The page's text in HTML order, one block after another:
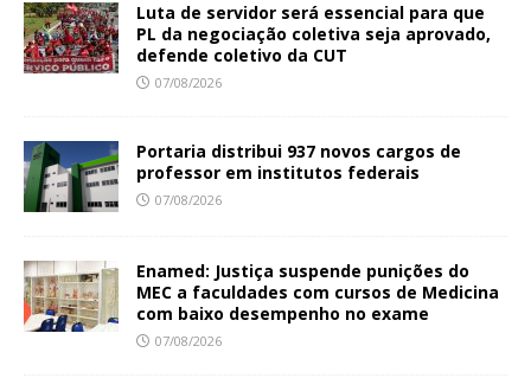
Luta de servidor será essencial para que
PL da negociação coletiva seja aprovado,
defende coletivo da CUT
07/08/2026
Portaria distribui 937 novos cargos de
professor em institutos federais
07/08/2026
Enamed: Justiça suspende punições do
MEC a faculdades com cursos de Medicina
com baixo desempenho no exame
07/08/2026